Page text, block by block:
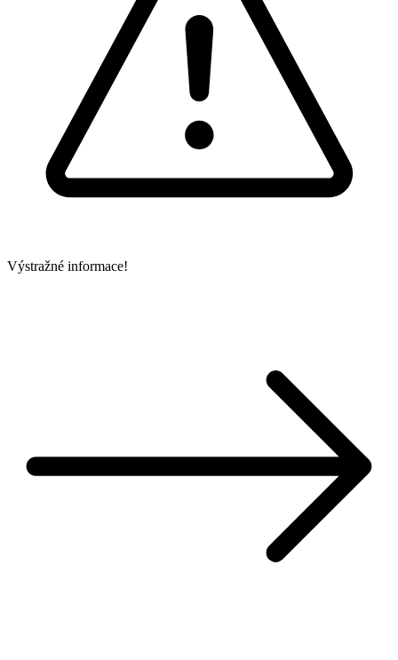
Výstražné informace!